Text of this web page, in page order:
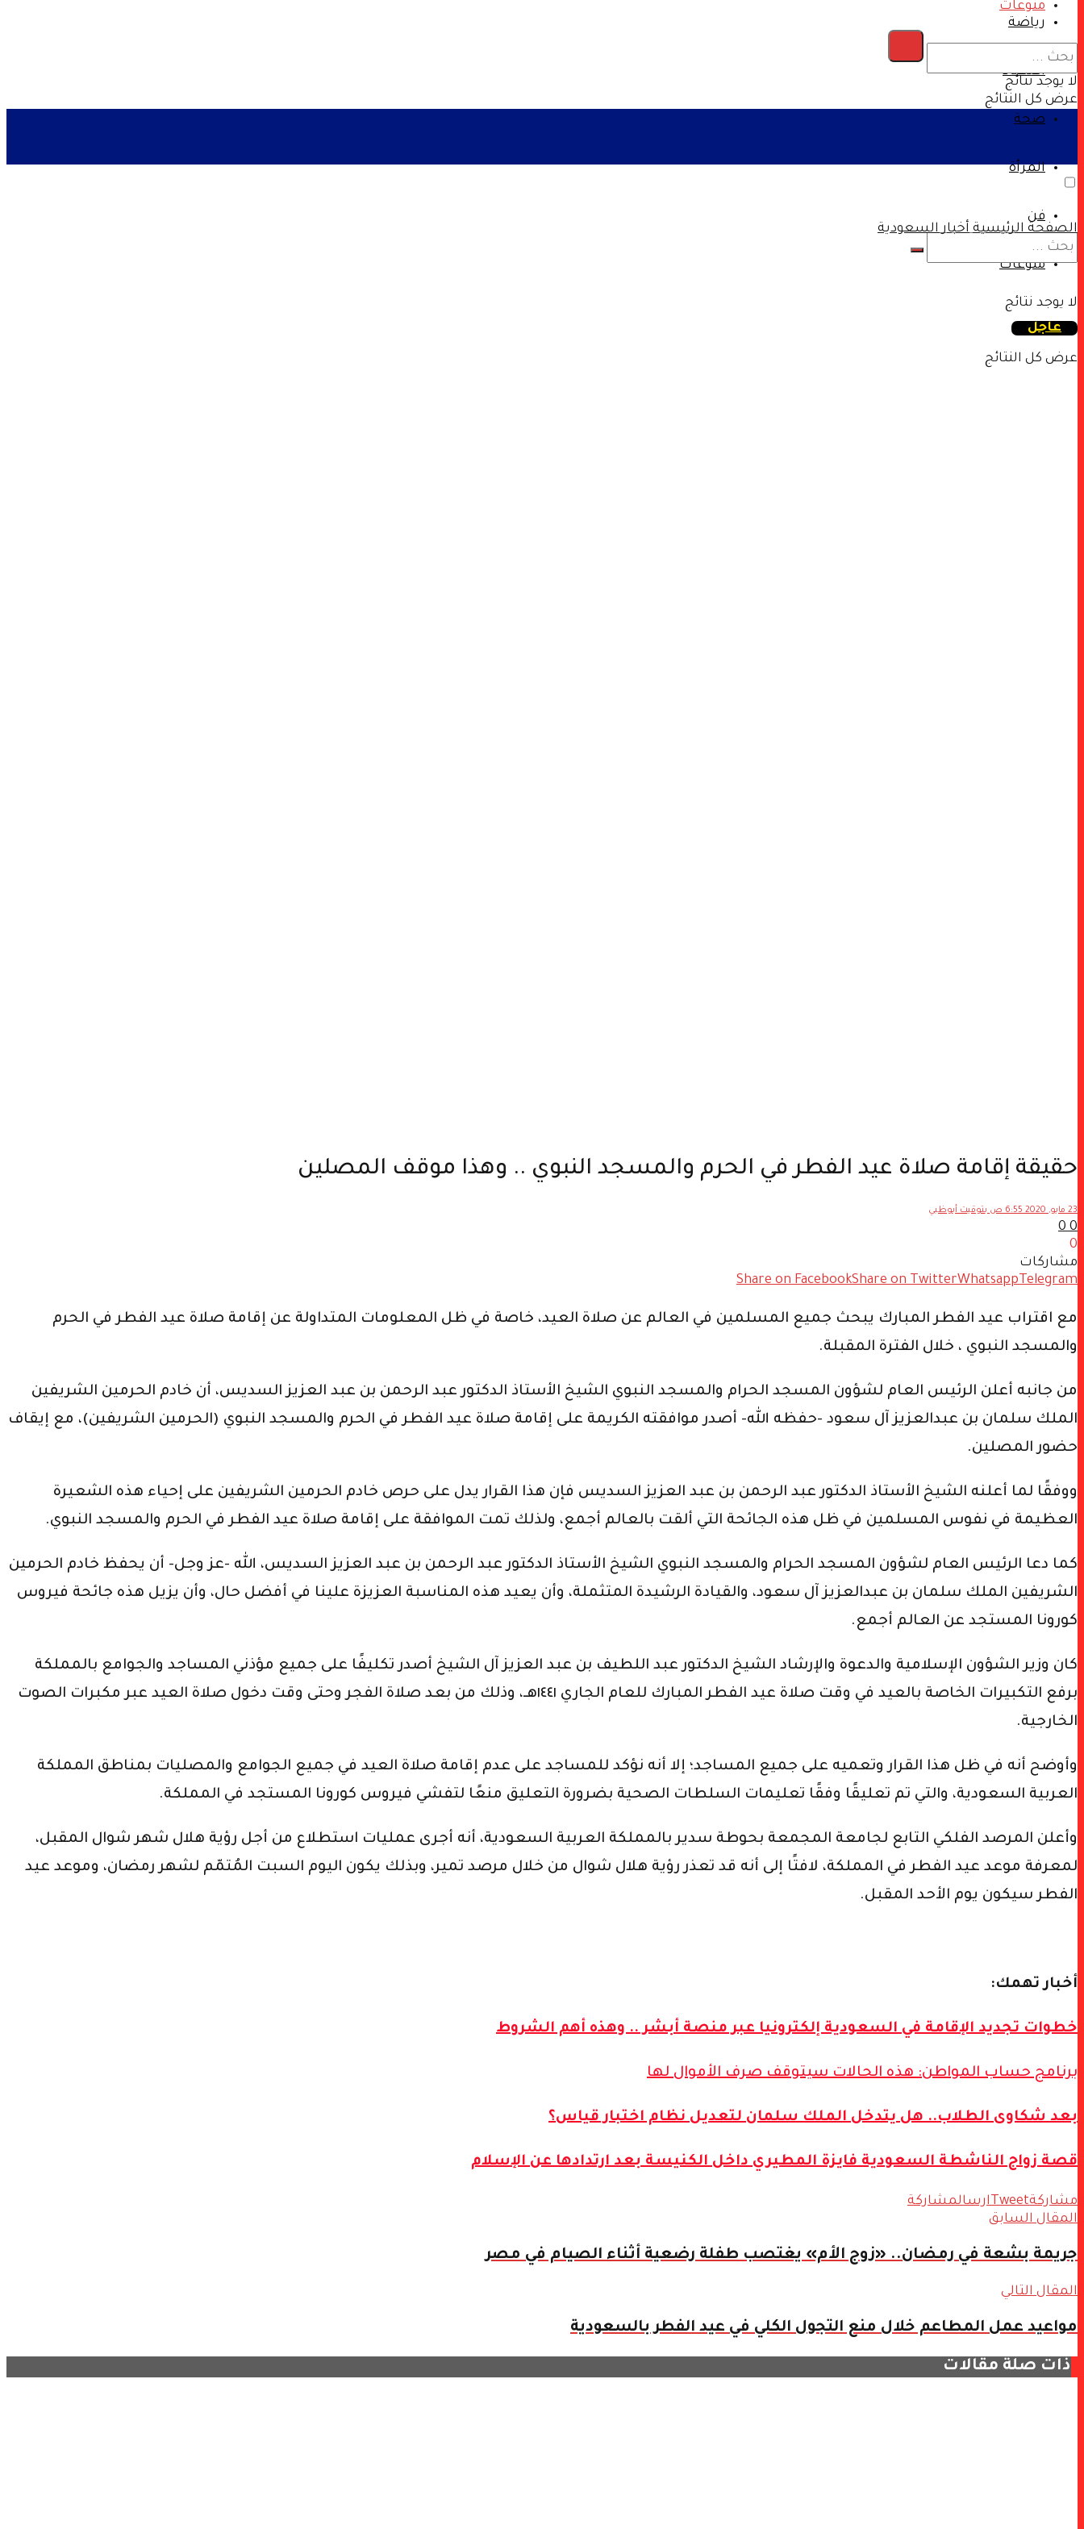
رياضة
اقتصاد
صحة
المرأة
فن
منوعات
عاجل
منوعات
لا يوجد نتائج
عرض كل النتائج
لا يوجد نتائج
عرض كل النتائج
الصفحة الرئيسية أخبار السعودية
حقيقة إقامة صلاة عيد الفطر في الحرم والمسجد النبوي .. وهذا موقف المصلين
23 مايو, 2020 6:55 ص بتوقيت أبوظبي
0
0
0
مشاركات
Share on FacebookShare on TwitterWhatsappTelegram
مع اقتراب عيد الفطر المبارك يبحث جميع المسلمين في العالم عن صلاة العيد، خاصة في ظل المعلومات المتداولة عن إقامة صلاة عيد الفطر في الحرم
والمسجد النبوي ، خلال الفترة المقبلة.
من جانبه أعلن الرئيس العام لشؤون المسجد الحرام والمسجد النبوي الشيخ الأستاذ الدكتور عبد الرحمن بن عبد العزيز السديس، أن خادم الحرمين الشريفين
الملك سلمان بن عبدالعزيز آل سعود -حفظه الله- أصدر موافقته الكريمة على إقامة صلاة عيد الفطر في الحرم والمسجد النبوي (الحرمين الشريفين)، مع إيقاف
حضور المصلين.
ووفقًا لما أعلنه الشيخ الأستاذ الدكتور عبد الرحمن بن عبد العزيز السديس فإن هذا القرار يدل على حرص خادم الحرمين الشريفين على إحياء هذه الشعيرة
العظيمة في نفوس المسلمين في ظل هذه الجائحة التي ألقت بالعالم أجمع، ولذلك تمت الموافقة على إقامة صلاة عيد الفطر في الحرم والمسجد النبوي.
كما دعا الرئيس العام لشؤون المسجد الحرام والمسجد النبوي الشيخ الأستاذ الدكتور عبد الرحمن بن عبد العزيز السديس، الله -عز وجل- أن يحفظ خادم الحرمين
الشريفين الملك سلمان بن عبدالعزيز آل سعود، والقيادة الرشيدة المتثملة، وأن يعيد هذه المناسبة العزيزة علينا في أفضل حال، وأن يزيل هذه جائحة فيروس
كورونا المستجد عن العالم أجمع.
كان وزير الشؤون الإسلامية والدعوة والإرشاد الشيخ الدكتور عبد اللطيف بن عبد العزيز آل الشيخ أصدر تكليفًا على جميع مؤذني المساجد والجوامع بالمملكة
برفع التكبيرات الخاصة بالعيد في وقت صلاة عيد الفطر المبارك للعام الجاري ١٤٤١هـ، وذلك من بعد صلاة الفجر وحتى وقت دخول صلاة العيد عبر مكبرات الصوت
الخارجية.
وأوضح أنه في ظل هذا القرار وتعميه على جميع المساجد؛ إلا أنه نؤكد للمساجد على عدم إقامة صلاة العيد في جميع الجوامع والمصليات بمناطق المملكة
العربية السعودية، والتي تم تعليقًا وفقًا تعليمات السلطات الصحية بضرورة التعليق منعًا لتفشي فيروس كورونا المستجد في المملكة.
وأعلن المرصد الفلكي التابع لجامعة المجمعة بحوطة سدير بالمملكة العربية السعودية، أنه أجرى عمليات استطلاع من أجل رؤية هلال شهر شوال المقبل،
لمعرفة موعد عيد الفطر في المملكة، لافتًا إلى أنه قد تعذر رؤية هلال شوال من خلال مرصد تمير، وبذلك يكون اليوم السبت المُتمّم لشهر رمضان، وموعد عيد
الفطر سيكون يوم الأحد المقبل.
أخبار تهمك:
خطوات تجديد الإقامة في السعودية إلكترونيا عبر منصة أبشر .. وهذه أهم الشروط
برنامج حساب المواطن: هذه الحالات سيتوقف صرف الأموال لها
بعد شكاوى الطلاب.. هل يتدخل الملك سلمان لتعديل نظام اختبار قياس؟
قصة زواج الناشطة السعودية فايزة المطيري داخل الكنيسة بعد ارتدادها عن الإسلام
مشاركةTweetارسالمشاركة
المقال السابق
جريمة بشعة في رمضان.. «زوج الأم» يغتصب طفلة رضعية أثناء الصيام في مصر
المقال التالي
مواعيد عمل المطاعم خلال منع التجول الكلي في عيد الفطر بالسعودية
ذات صلة مقالات